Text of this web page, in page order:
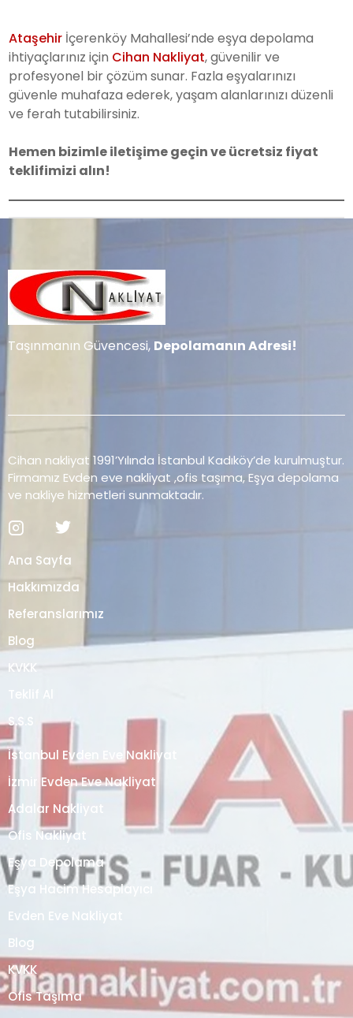
Ataşehir İçerenköy Mahallesi’nde eşya depolama
ihtiyaçlarınız için Cihan Nakliyat, güvenilir ve
profesyonel bir çözüm sunar. Fazla eşyalarınızı
güvenle muhafaza ederek, yaşam alanlarınızı düzenli
ve ferah tutabilirsiniz.
Hemen bizimle iletişime geçin ve ücretsiz fiyat
teklifimizi alın!
Taşınmanın Güvencesi, Depolamanın Adresi!
Cihan nakliyat 1991’Yılında İstanbul Kadıköy’de kurulmuştur.
Firmamız Evden eve nakliyat ,ofis taşıma, Eşya depolama
ve nakliye hizmetleri sunmaktadır.
Ana Sayfa
Hakkımızda
Referanslarımız
Blog
KVKK
Teklif Al
S.S.S
İstanbul Evden Eve Nakliyat
İzmir Evden Eve Nakliyat
Adalar Nakliyat
Ofis Nakliyat
Eşya Depolama
Eşya Hacim Hesaplayıcı
Evden Eve Nakliyat
Blog
KVKK
Ofis Taşıma